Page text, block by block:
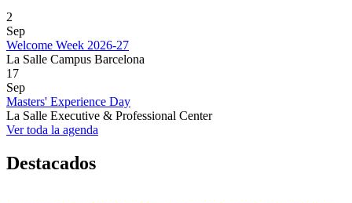
2
Sep
Welcome Week 2026-27
La Salle Campus Barcelona
17
Sep
Masters' Experience Day
La Salle Executive & Professional Center
Ver toda la agenda
Destacados